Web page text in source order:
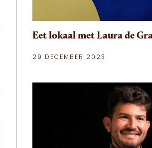
Eet lokaal met Laura de
29 DECEMBER 2023